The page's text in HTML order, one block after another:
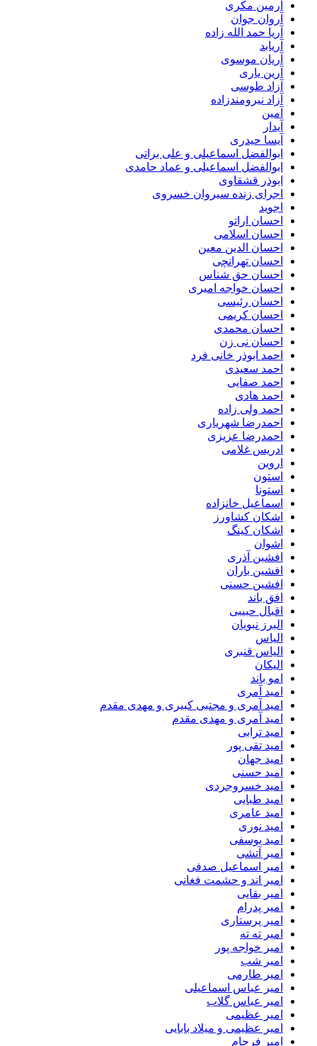
آرمین مکری
آروان جوان
آریا حمد الله زاده
آریابد
آریان موسوی
آرین یاری
آزاد طوسی
آزاد نیرومندزاده
آمین
آیدار
آیسا حیدری
ابوالفضل اسماعیلی و علی براتی
ابوالفضل اسماعیلی و عماد حامدی
ابوذر قشقاوی
اجرای زنده سیروان خسروی
اجوید
احسان اراتو
احسان اسلامی
احسان الدین معین
احسان تهرانچی
احسان حق شناس
احسان خواجه امیری
احسان رئیسی
احسان کریمی
احسان محمدی
احسان نی زن
احمد ابوذر خانی فرد
احمد سعیدی
احمد صفایی
احمد هادی
احمد ولی زاده
احمدرضا شهریاری
احمدرضا عزیزی
ادریس غلامی
اروین
استون
استونا
اسماعیل خانزاده
اشکان کشاورز
اشکان کینگ
اشوان
افشین آذری
افشین باران
افشین حسنی
افق باند
اقبال حبیبی
البرز نبویان
الیاس
الیاس قنبرى
الیکان
امو باند
امید آمری
امید آمری و مجتبی کبیری و مهدى مقدم
امید آمری و مهدی مقدم
امید ترابی
امید تقی پور
امید جهان
امید حسنی
امید خسروجردی
امید طبایی
امید عامری
امید نوری
امید یوسفی
امیر آتشی
امیر اسماعیل صدفی
امیر اند و حشمت فغانی
امیر بقایی
امیر پدرام
امیر پرستاری
امیر ته ته
امیر خواجه پور
امیر شب
امیر طارمی
امیر عباس اسماعیلی
امیر عباس گلاب
امیر عظیمی
امیر عظیمی و میلاد بابایی
امیر فرجام